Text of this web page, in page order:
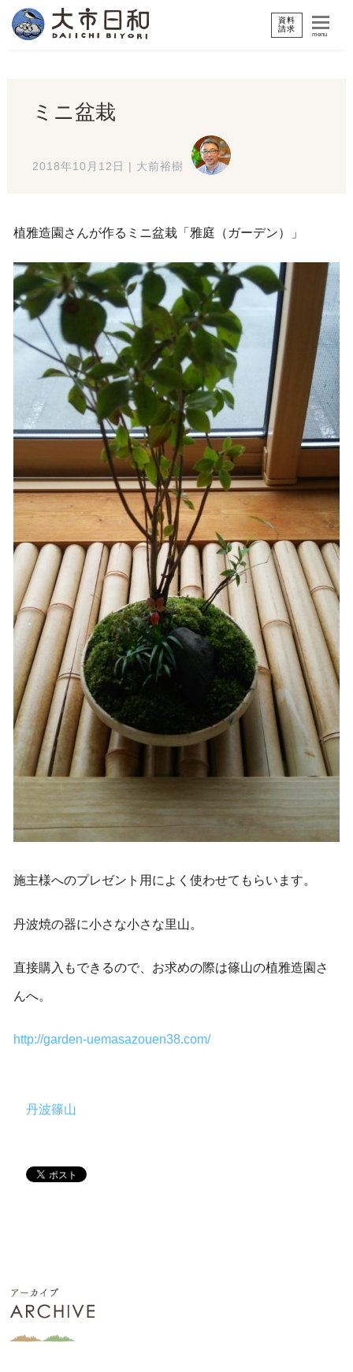
資料
請求
menu
ミニ盆栽
2018年10月12日 大前裕樹
植雅造園さんが作るミニ盆栽「雅庭（ガーデン）」
施主様へのプレゼント用によく使わせてもらいます。
丹波焼の器に小さな小さな里山。
直接購入もできるので、お求めの際は篠山の植雅造園さ
んへ。
http://garden-uemasazouen38.com/
丹波篠山